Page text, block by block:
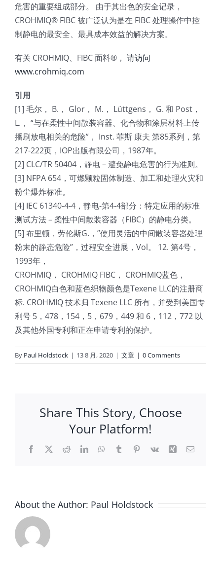
危害的重要组成部分。 由于其出色的安全记录，
CROHMIQ® FIBC 被广泛认为是在 FIBC 处理操作中控
制静电的最安全、最具成本效益的解决方案。
有关 CROHMIQ、FIBC 面料®， 请访问
www.crohmiq.com
引用
[1] 毛尔， B.， Glor， M.， Lüttgens， G. 和 Post，
L.， “与在柔性中间散装容器、化合物和涂层材料上传
播刷放电相关的危险”， Inst. 菲斯 康夫 第85系列，第
217-222页，IOP出版有限公司，1987年。
[2] CLC/TR 50404，静电 – 避免静电危害的行为准则。
[3] NFPA 654，可燃颗粒固体制造、加工和处理火灾和
粉尘爆炸标准。
[4] IEC 61340-4-4，静电-第4-4部分：特定应用的标准
测试方法 – 柔性中间散装容器（FIBC）的静电分类。
[5] 布里顿，劳伦斯G.，”使用灵活的中间散装容器处理
粉末的静态危险”，过程安全进展，Vol。 12. 第4号，
1993年，
CROHMIQ， CROHMIQ FIBC， CROHMIQ蓝色，
CROHMIQ白色和蓝色织物颜色是Texene LLC的注册商
标. CROHMIQ 技术归 Texene LLC 所有，并受到美国专
利号 5，478，154，5，679，449 和 6，112，772 以
及其他外国专利和正在申请专利的保护。
By Paul Holdstock | 13 8 月, 2020 | 文章 | 0 Comments
Share This Story, Choose
Your Platform!
Facebook
X RedditLinkedInWhatsApp
TumblrPinterest
Vk Xing Email
About the Author: Paul Holdstock